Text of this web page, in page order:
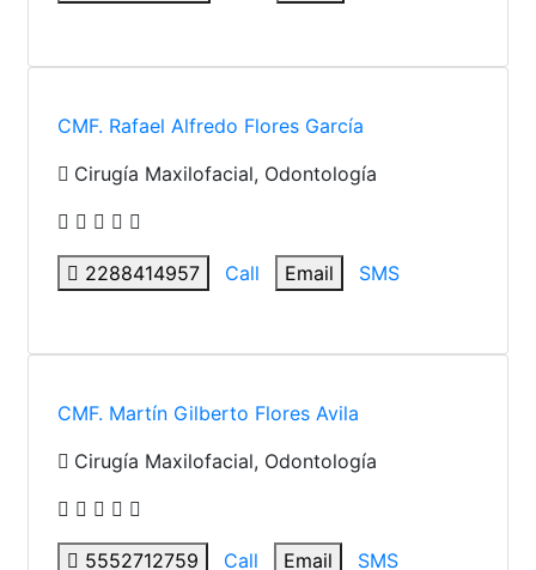
CMF. Rafael Alfredo Flores García
Cirugía Maxilofacial, Odontología
2288414957 Call Email SMS
CMF. Martín Gilberto Flores Avila
Cirugía Maxilofacial, Odontología
5552712759 Call Email SMS